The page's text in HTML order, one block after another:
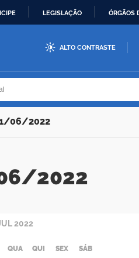
LEGISLAÇÃO ÓRGÃOS
ALTO CONTRASTE
06/2022
2022
2022
QUA QUI SEX SÁB